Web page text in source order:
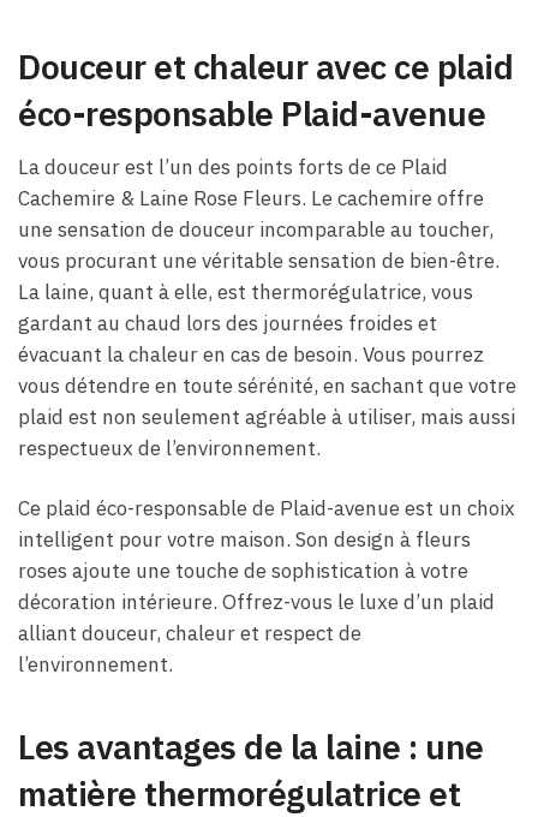
Douceur et chaleur avec ce plaid
éco-responsable Plaid-avenue
La douceur est l’un des points forts de ce Plaid
Cachemire & Laine Rose Fleurs. Le cachemire offre
une sensation de douceur incomparable au toucher,
vous procurant une véritable sensation de bien-être.
La laine, quant à elle, est thermorégulatrice, vous
gardant au chaud lors des journées froides et
évacuant la chaleur en cas de besoin. Vous pourrez
vous détendre en toute sérénité, en sachant que votre
plaid est non seulement agréable à utiliser, mais aussi
respectueux de l’environnement.
Ce plaid éco-responsable de Plaid-avenue est un choix
intelligent pour votre maison. Son design à fleurs
roses ajoute une touche de sophistication à votre
décoration intérieure. Offrez-vous le luxe d’un plaid
alliant douceur, chaleur et respect de
l’environnement.
Les avantages de la laine : une
matière thermorégulatrice et